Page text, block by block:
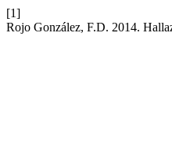
[1]
Rojo González, F.D. 2014.